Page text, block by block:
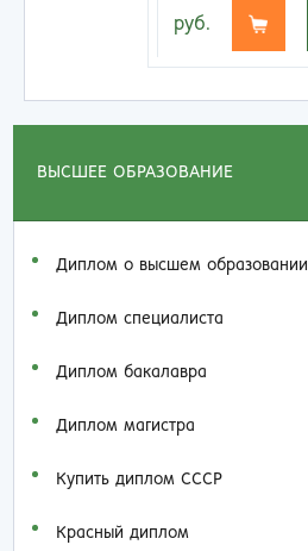
ВЫСШЕЕ ОБРАЗОВАНИЕ
Диплом о высшем образовании
Диплом специалиста
Диплом бакалавра
Диплом магистра
Купить диплом СССР
Красный диплом
руб.